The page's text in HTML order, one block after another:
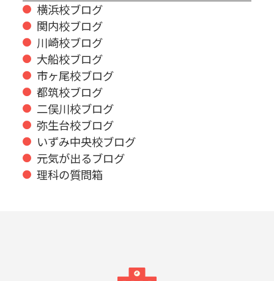
横浜校ブログ
関内校ブログ
川崎校ブログ
大船校ブログ
市ヶ尾校ブログ
都筑校ブログ
二俣川校ブログ
弥生台校ブログ
いずみ中央校ブログ
元気が出るブログ
理科の質問箱